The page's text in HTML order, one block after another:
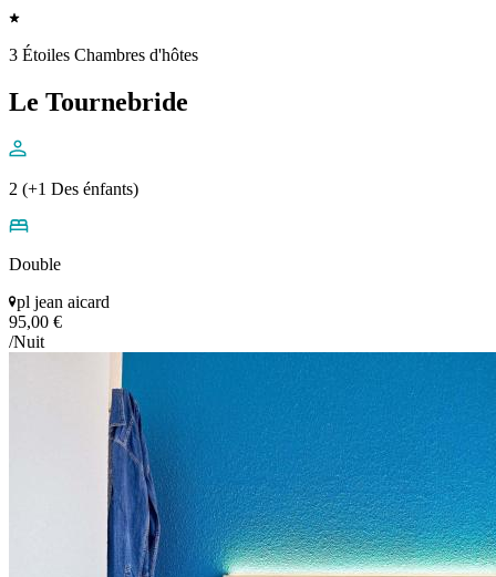
3 Étoiles Chambres d'hôtes
Le Tournebride
2 (+1 Des énfants)
Double
pl jean aicard
95,00 €
/Nuit